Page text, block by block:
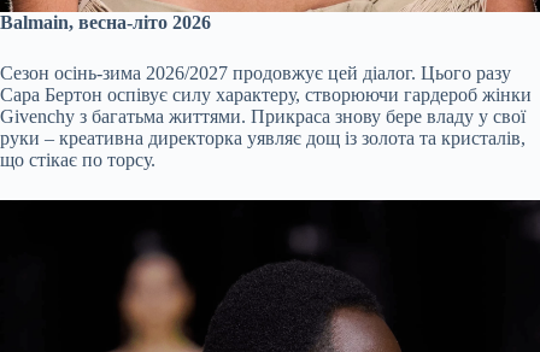
Balmain, весна-літо 2026
Сезон осінь-зима 2026/2027 продовжує цей діалог. Цього разу
Сара Бертон оспівує силу характеру, створюючи гардероб жінки
Givenchy з багатьма життями. Прикраса знову бере владу у свої
руки – креативна директорка уявляє дощ із золота та кристалів,
що стікає по торсу.